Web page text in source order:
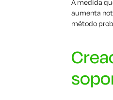
A medida
aumenta
método